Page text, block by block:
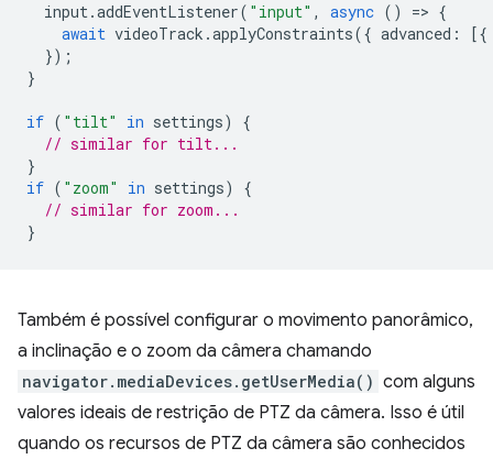
input.addEventListener( "input" , async () => {
await videoTrack .applyConstraints({ advanced :
[{
});
}
if ( "tilt" in settings)
{
// similar for tilt...
}
if ( "zoom" in settings)
{
// similar for zoom...
}
Também é possível configurar o movimento panorâmico,
a inclinação e o zoom da câmera chamando
navigator.mediaDevices.getUserMedia() com alguns
valores ideais de restrição de PTZ da câmera. Isso é útil
quando os recursos de PTZ da câmera são conhecidos